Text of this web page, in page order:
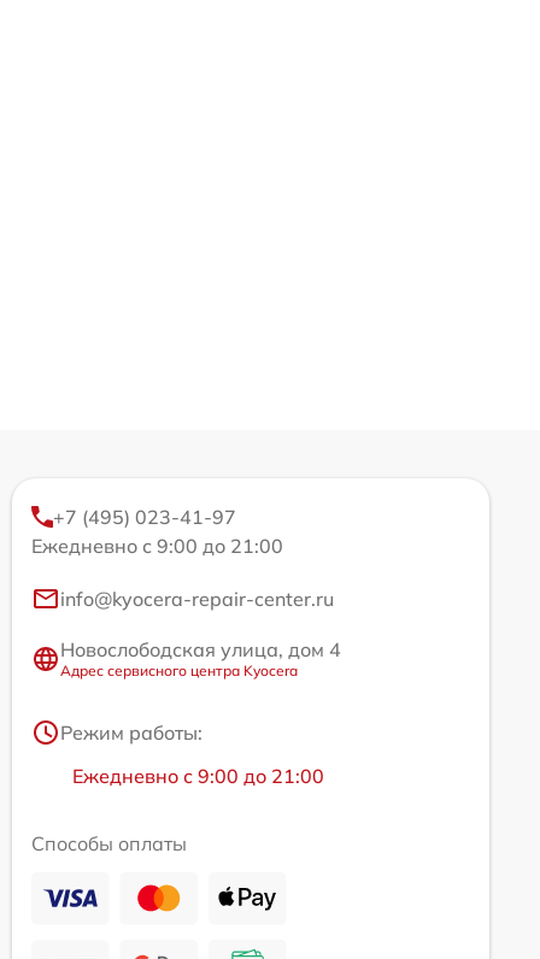
+7 (495) 023-41-97
Ежедневно с 9:00 до 21:00
info@kyocera-repair-center.ru
Новослободская улица, дом 4
Адрес сервисного центра Kyocera
Режим работы:
Ежедневно с 9:00 до 21:00
Способы оплаты